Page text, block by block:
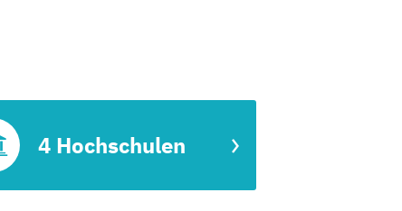
4 Hochschulen